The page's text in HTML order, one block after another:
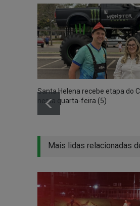
Santa Helena recebe etapa do
nesta quarta-feira (5)
Mais lidas relacionadas